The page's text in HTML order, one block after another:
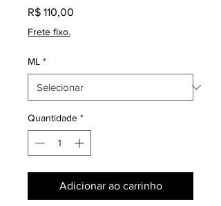
R$ 110,00
Frete fixo.
ML *
Quantidade *
Adicionar ao carrinho